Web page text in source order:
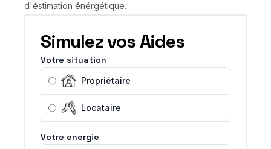
d'éstimation énérgétique.
Simulez vos Aides
Votre situation
Propriétaire
Locataire
Votre energie